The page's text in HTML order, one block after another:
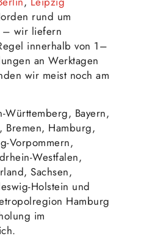
rund um
– wir liefern
innerhalb von 1–
an Werktagen
wir meist noch am
Württemberg, Bayern,
Bremen, Hamburg,
Vorpommern,
Westfalen,
Sachsen,
Holstein und
Hamburg
im